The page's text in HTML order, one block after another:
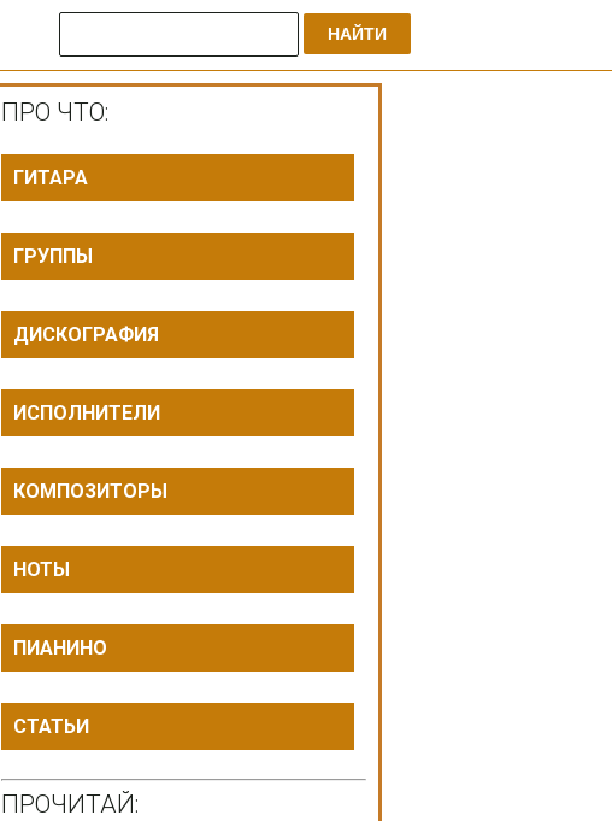
НАЙТИ
ПРО ЧТО:
ГИТАРА
ГРУППЫ
ДИСКОГРАФИЯ
ИСПОЛНИТЕЛИ
КОМПОЗИТОРЫ
НОТЫ
ПИАНИНО
СТАТЬИ
ПРОЧИТАЙ: